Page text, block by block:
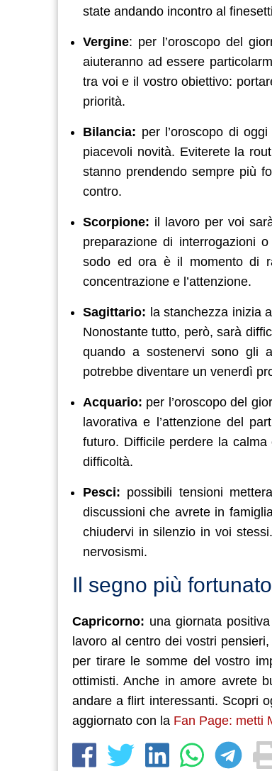
state andando incontro al
Vergine: per l’oroscopo del
aiuteranno ad essere
tra voi e il vostro obiettivo:
priorità.
Bilancia: per l’oroscopo di
piacevoli novità. Eviterete la
stanno prendendo sempre più
contro.
Scorpione: il lavoro per voi
preparazione di interrogazioni
sodo ed ora è il momento di
concentrazione e l’attenzione.
Sagittario: la stanchezza inizia
Nonostante tutto, però, sarà
quando a sostenervi sono gli
potrebbe diventare un venerdì
Acquario: per l’oroscopo del
lavorativa e l’attenzione del
futuro. Difficile perdere la
difficoltà.
Pesci: possibili tensioni
discussioni che avrete in
chiudervi in silenzio in voi
nervosismi.
Il segno più
Capricorno: una giornata
lavoro al centro dei vostri
per tirare le somme del vostro
ottimisti. Anche in amore avrete
andare a flirt interessanti. Scopri
aggiornato con la Fan Page: metti